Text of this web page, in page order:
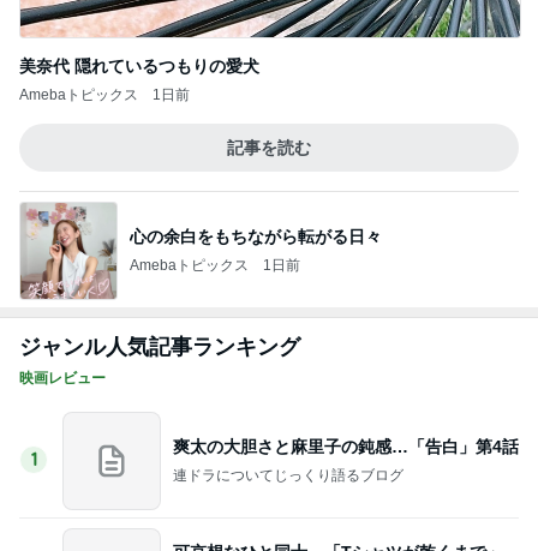
美奈代 隠れているつもりの愛犬
Amebaトピックス 1日前
記事を読む
心の余白をもちながら転がる日々
Amebaトピックス 1日前
ジャンル人気記事ランキング
映画レビュー
1
爽太の大胆さと麻里子の鈍感…「告白」第4話
連ドラについてじっくり語るブログ